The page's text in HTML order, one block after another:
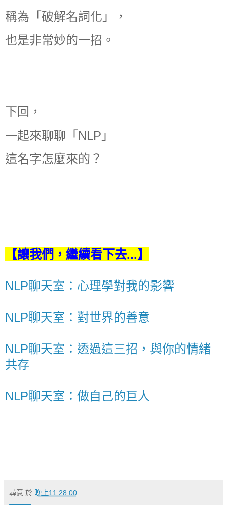
稱為「破解名詞化」，
也是非常妙的一招。
下回，
一起來聊聊「NLP」
這名字怎麼來的？
【讓我們，繼續看下去...】
NLP聊天室：心理學對我的影響
NLP聊天室：對世界的善意
NLP聊天室：透過這三招，與你的情緒
共存
NLP聊天室：做自己的巨人
尋意 於 晚上11:28:00